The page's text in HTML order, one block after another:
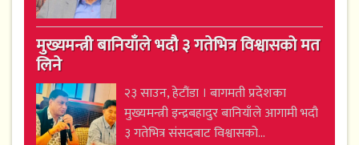
मुख्यमन्त्री बानियाँले भदौ ३ गतेभित्र विश्वासको मत
लिने
२३ साउन, हेटौंडा । बागमती प्रदेशका
मुख्यमन्त्री इन्द्रबहादुर बानियाँले आगामी भदौ
३ गतेभित्र संसदबाट विश्वासको...